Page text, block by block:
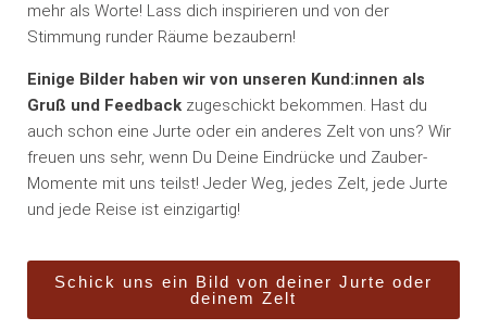
mehr als Worte! Lass dich inspirieren und von der
Stimmung runder Räume bezaubern!
Einige Bilder haben wir von unseren Kund:innen als
Gruß und Feedback zugeschickt bekommen. Hast du
auch schon eine Jurte oder ein anderes Zelt von uns? Wir
freuen uns sehr, wenn Du Deine Eindrücke und Zauber-
Momente mit uns teilst! Jeder Weg, jedes Zelt, jede Jurte
und jede Reise ist einzigartig!
Schick uns ein Bild von deiner Jurte oder
deinem Zelt